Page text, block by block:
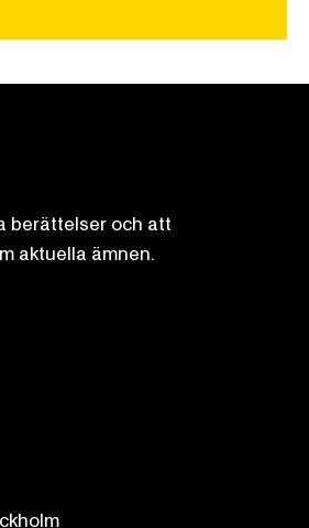
berättelser och att
aktuella ämnen.